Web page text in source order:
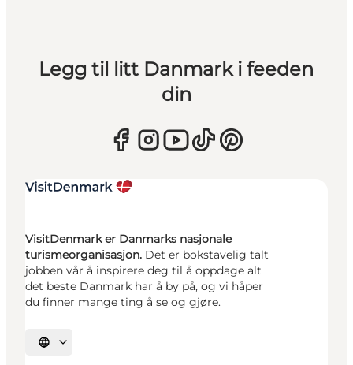
Legg til litt Danmark i feeden
din
VisitDenmark er Danmarks nasjonale
turismeorganisasjon. Det er bokstavelig talt
jobben vår å inspirere deg til å oppdage alt
det beste Danmark har å by på, og vi håper
du finner mange ting å se og gjøre.
Velg språk